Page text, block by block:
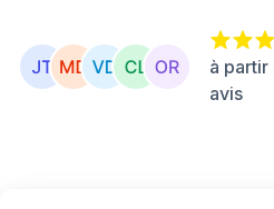
à
avis